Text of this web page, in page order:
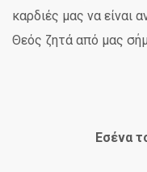
καρδιές μας να είναι
Θεός ζητά από μας
Εσένα